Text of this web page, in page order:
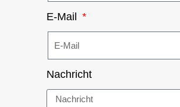
E-Mail
Nachricht